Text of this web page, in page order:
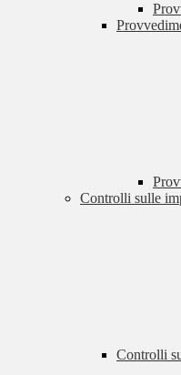
Controlli sulle
Controlli